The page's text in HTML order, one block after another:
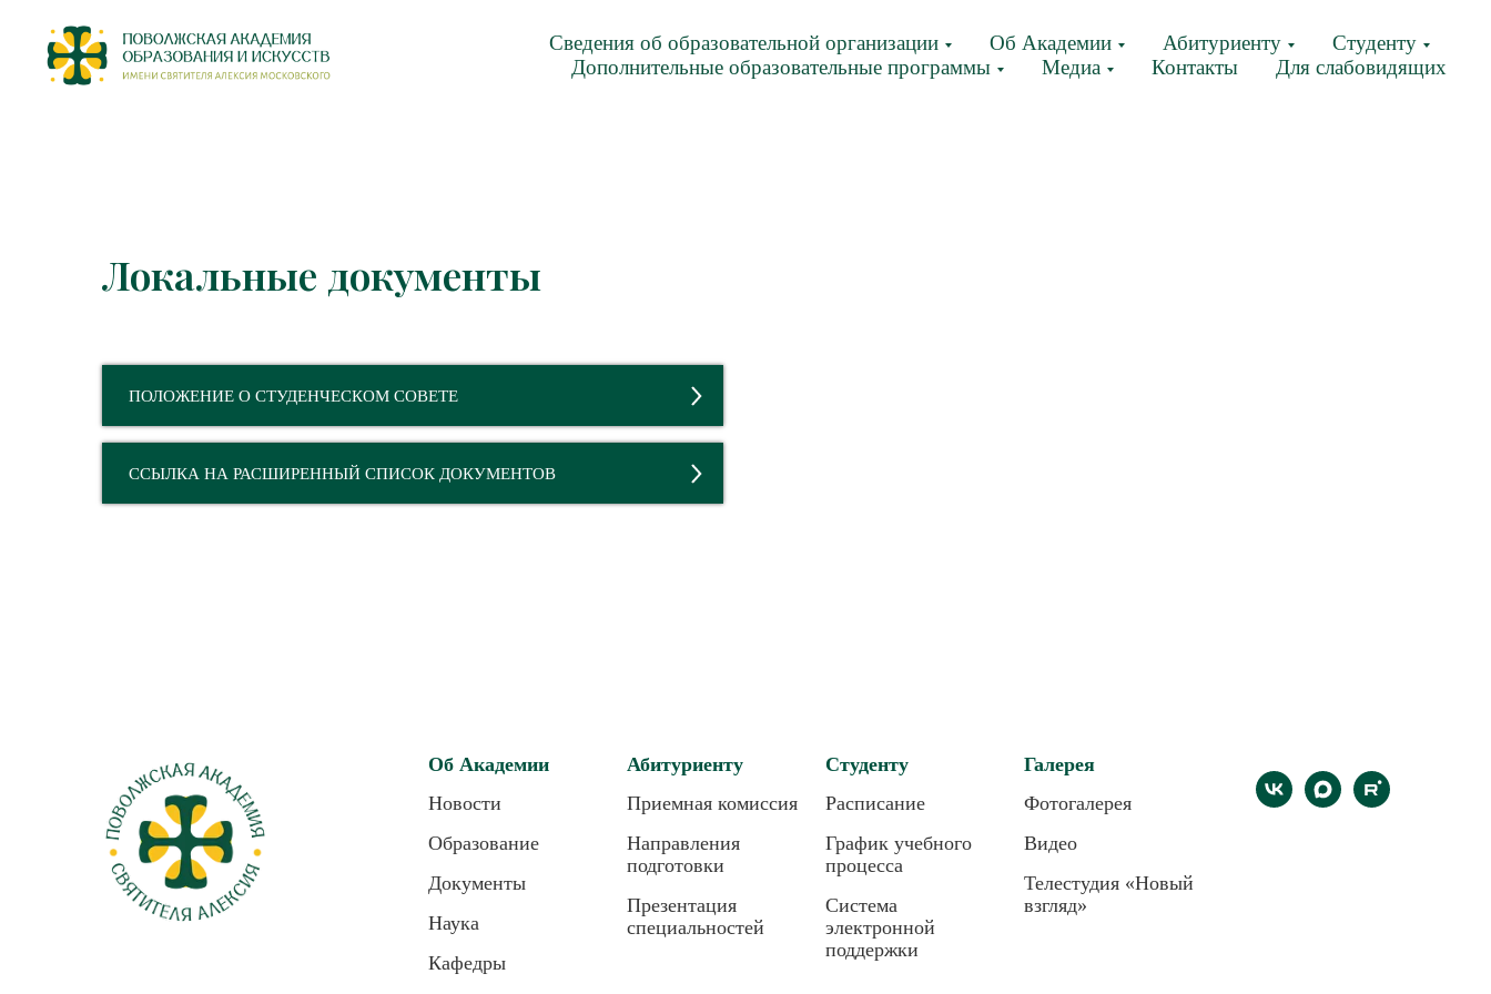
Сведения об образовательной организации Об Академии Абитуриенту
Студенту
Дополнительные образовательные программы
Медиа Контакты Для слабовидящих
Локальные документы
ПОЛОЖЕНИЕ О СТУДЕНЧЕСКОМ СОВЕТЕ
ССЫЛКА НА РАСШИРЕННЫЙ СПИСОК ДОКУМЕНТОВ
Об Академии
Новости
Образование
Документы
Наука
Кафедры
Абитуриенту
Приемная комиссия
Направления
подготовки
Презентация
специальностей
Студенту
Расписание
График учебного
процесса
Система
электронной
поддержки
Галерея
Фотогалерея
Видео
Телестудия «Новый
взгляд»